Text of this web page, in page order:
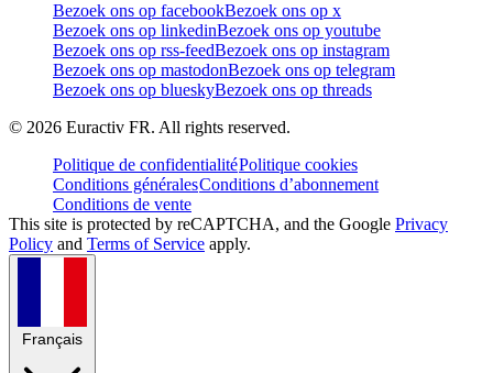
Bezoek ons op facebookBezoek ons op x
Bezoek ons op linkedinBezoek ons op youtube
Bezoek ons op rss-feedBezoek ons op instagram
Bezoek ons op mastodonBezoek ons op telegram
Bezoek ons op blueskyBezoek ons op threads
© 2026 Euractiv FR. All rights reserved.
Politique de confidentialitéPolitique cookies
Conditions généralesConditions d’abonnement
Conditions de vente
This site is protected by reCAPTCHA, and the Google Privacy
Policy and Terms of Service apply.
Français